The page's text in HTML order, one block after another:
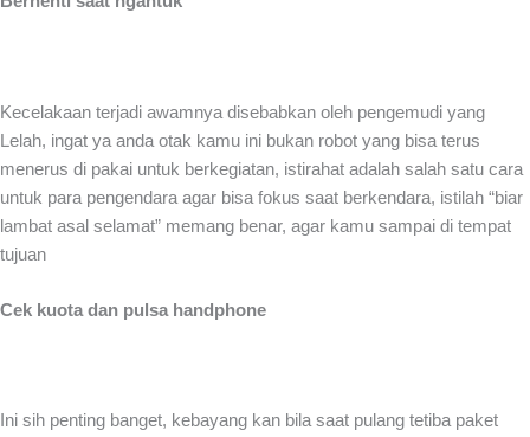
Kecelakaan terjadi awamnya disebabkan oleh pengemudi yang
Lelah, ingat ya anda otak kamu ini bukan robot yang bisa terus
menerus di pakai untuk berkegiatan, istirahat adalah salah satu cara
untuk para pengendara agar bisa fokus saat berkendara, istilah “biar
lambat asal selamat” memang benar, agar kamu sampai di tempat
tujuan
Cek kuota dan pulsa handphone
Ini sih penting banget, kebayang kan bila saat pulang tetiba paket